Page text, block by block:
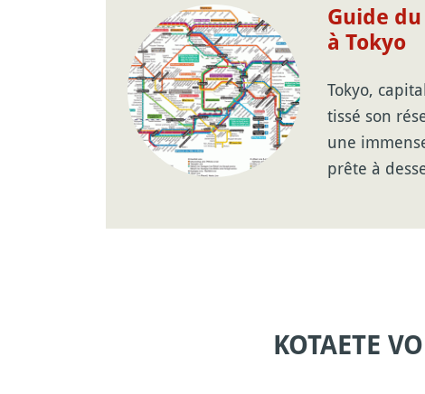
Guide
à Tokyo
Tokyo,
tissé son
une
prête à
KOTAETE